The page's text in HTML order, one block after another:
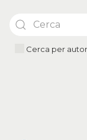
Cerca per